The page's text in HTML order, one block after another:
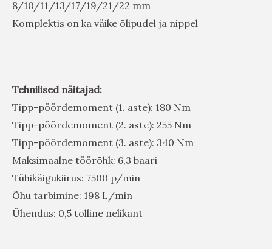
8/10/11/13/17/19/21/22 mm
Komplektis on ka väike õlipudel ja nippel
Tehnilised näitajad:
Tipp-pöördemoment (1. aste): 180 Nm
Tipp-pöördemoment (2. aste): 255 Nm
Tipp-pöördemoment (3. aste): 340 Nm
Maksimaalne töörõhk: 6,3 baari
Tühikäigukiirus: 7500 p/min
Õhu tarbimine: 198 L/min
Ühendus: 0,5 tolline nelikant